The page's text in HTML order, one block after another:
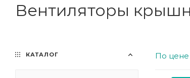
Вентиляторы
По цене
КАТАЛОГ